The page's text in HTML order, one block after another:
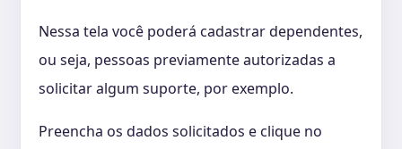
Nessa tela você poderá cadastrar dependentes,
ou seja, pessoas previamente autorizadas a
solicitar algum suporte, por exemplo.
Preencha os dados solicitados e clique no